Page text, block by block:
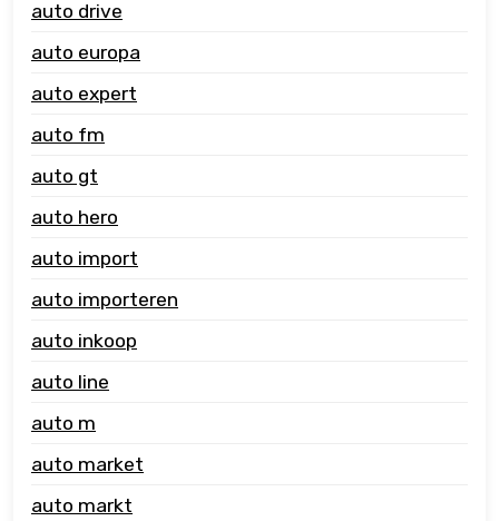
auto drive
auto europa
auto expert
auto fm
auto gt
auto hero
auto import
auto importeren
auto inkoop
auto line
auto m
auto market
auto markt